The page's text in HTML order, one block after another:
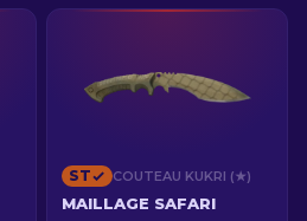
ST COUTEAU KUKRI (★)
MAILLAGE SAFARI